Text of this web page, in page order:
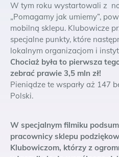
W tym roku wystartowali z
„Pomagamy jak umiemy”,
mobilną sklepu. Klubowicze
specjalne punkty, które
lokalnym organizacjom i
Chociaż była to pierwsza
zebrać prawie 3,5 mln zł!
Pieniądze te wsparły aż 147
Polski.
W specjalnym filmiku
pracownicy sklepu
Klubowiczom, którzy z